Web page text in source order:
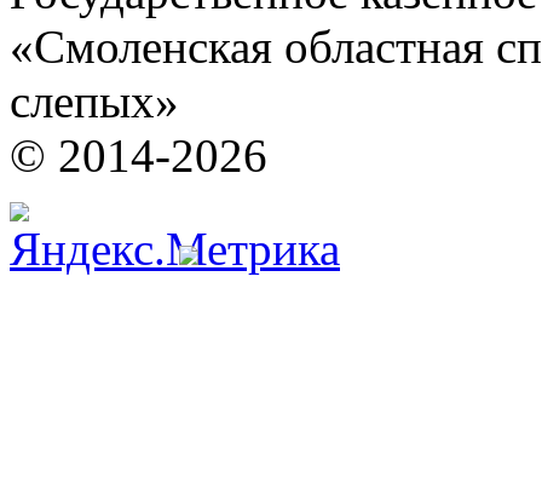
«Смоленская областная
слепых»
© 2014-2026